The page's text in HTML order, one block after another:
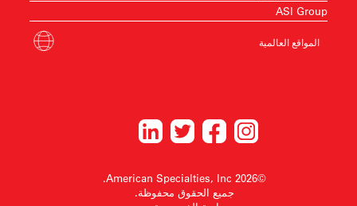
ASI Group
المواقع العالمية
©2026 American Specialties, Inc.
جميع الحقوق محفوظة.